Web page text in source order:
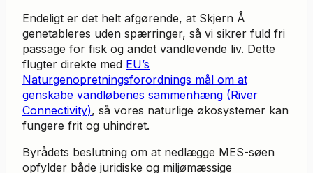
Endeligt er det helt afgørende, at Skjern Å
genetableres uden spærringer, så vi sikrer fuld fri
passage for fisk og andet vandlevende liv. Dette
flugter direkte med EU’s
Naturgenopretningsforordnings mål om at
genskabe vandløbenes sammenhæng (River
Connectivity), så vores naturlige økosystemer kan
fungere frit og uhindret.
Byrådets beslutning om at nedlægge MES-søen
opfylder både juridiske og miljømæssige